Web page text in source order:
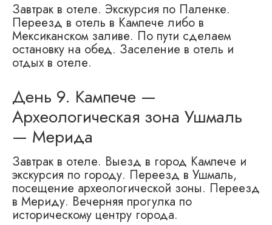
Завтрак в отеле. Экскурсия по Паленке.
Переезд в отель в Кампече либо в
Мексиканском заливе. По пути сделаем
остановку на обед. Заселение в отель и
отдых в отеле.
День 9. Кампече —
Археологическая зона Ушмаль
— Мерида
Завтрак в отеле. Выезд в город Кампече и
экскурсия по городу. Переезд в Ушмаль,
посещение археологической зоны. Переезд
в Мериду. Вечерняя прогулка по
историческому центру города.